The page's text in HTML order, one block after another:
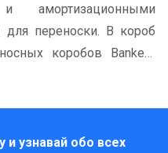
амортизационными
для переноски. В короб
коробов Bankers
короба Bankers
и узнавай обо всех